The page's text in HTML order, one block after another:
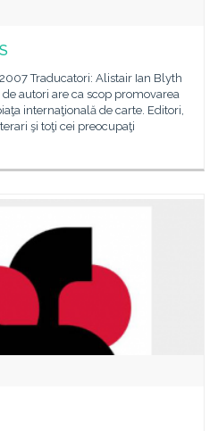
Traducatori: Alistair Ian Blyth
autori are ca scop promovarea
internaţională de carte. Editori,
şi toţi cei preocupaţi